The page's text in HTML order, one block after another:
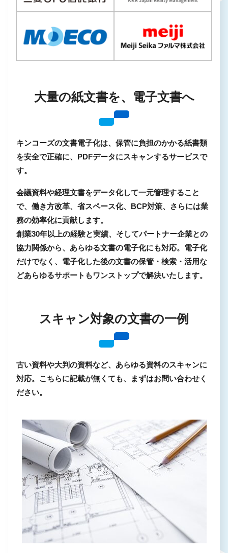
大量の紙文書を、電子文書へ
キンコーズの文書電子化は、保管に負担のかかる紙書類
を安全で正確に、PDFデータにスキャンするサービスで
す。
会議資料や経理文書をデータ化して一元管理すること
で、働き方改革、省スペース化、BCP対策、さらには業
務の効率化に貢献します。
創業30年以上の経験と実績、そしてパートナー企業との
協力関係から、あらゆる文書の電子化にも対応。電子化
だけでなく、電子化した後の文書の保管・検索・活用な
どあらゆるサポートもワンストップで解決いたします。
スキャン対象の文書の一例
古い資料や大判の資料など、あらゆる資料のスキャンに
対応。こちらに記載が無くても、まずはお問い合わせく
ださい。